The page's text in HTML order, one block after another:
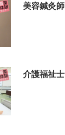
美容鍼灸師
介護福祉士